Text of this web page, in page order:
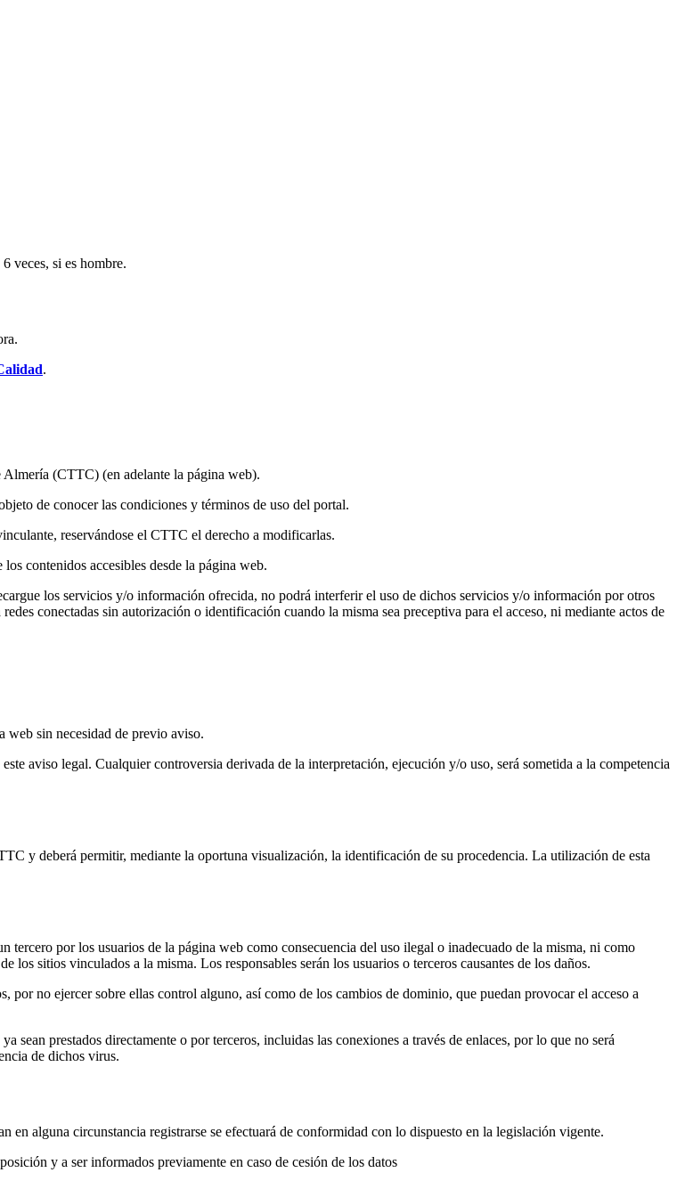
veces, si es hombre.
.
(CTTC) (en adelante la página web).
de conocer las condiciones y términos de uso del portal.
reservándose el CTTC el derecho a modificarlas.
contenidos accesibles desde la página web.
los servicios y/o información ofrecida, no podrá interferir el uso de dichos servicios y/o información por otros
conectadas sin autorización o identificación cuando la misma sea preceptiva para el acceso, ni mediante actos de
web sin necesidad de previo aviso.
aviso legal. Cualquier controversia derivada de la interpretación, ejecución y/o uso, será sometida a la competencia
y deberá permitir, mediante la oportuna visualización, la identificación de su procedencia. La utilización de esta
tercero por los usuarios de la página web como consecuencia del uso ilegal o inadecuado de la misma, ni como
sitios vinculados a la misma. Los responsables serán los usuarios o terceros causantes de los daños.
por no ejercer sobre ellas control alguno, así como de los cambios de dominio, que puedan provocar el acceso a
prestados directamente o por terceros, incluidas las conexiones a través de enlaces, por lo que no será
de dichos virus.
en alguna circunstancia registrarse se efectuará de conformidad con lo dispuesto en la legislación vigente.
y a ser informados previamente en caso de cesión de los datos